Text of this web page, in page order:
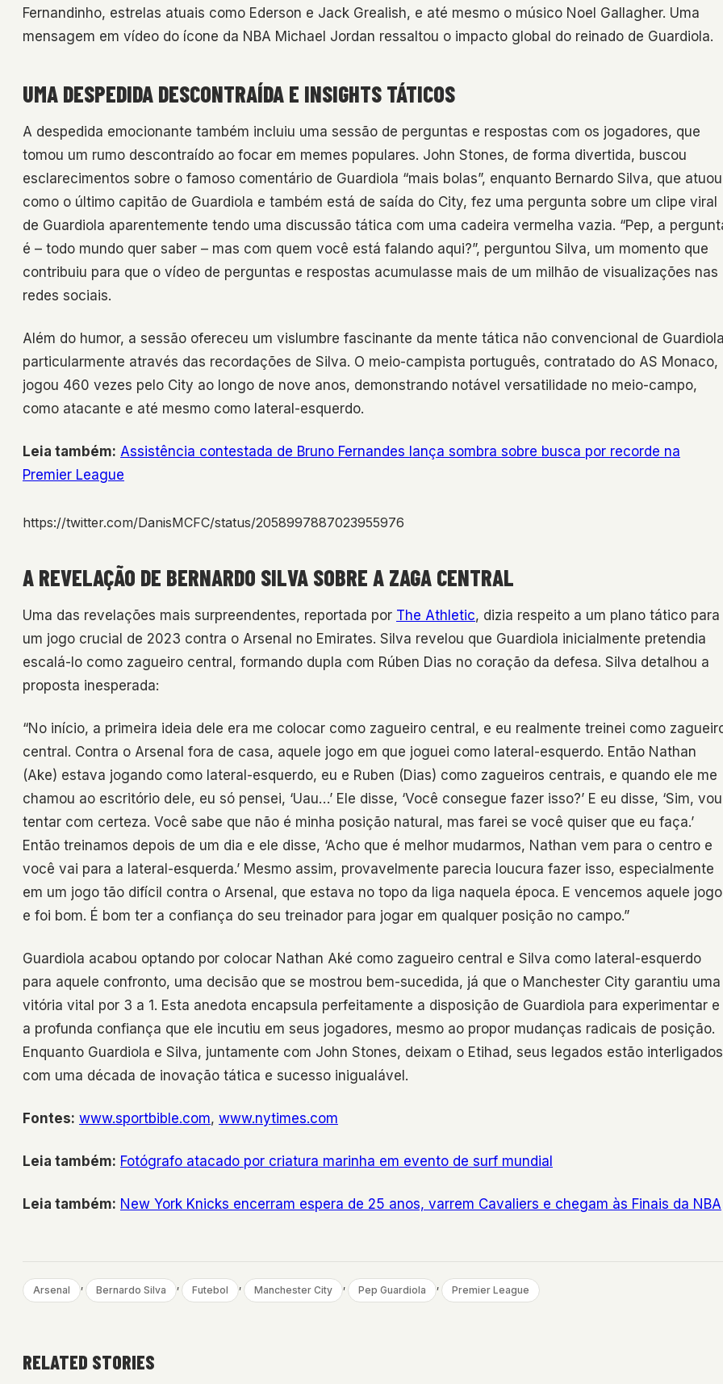
Fernandinho, estrelas atuais como Ederson e Jack Grealish, e até mesmo o músico Noel Gallagher. Uma
mensagem em vídeo do ícone da NBA Michael Jordan ressaltou o impacto global do reinado de Guardiola.
UMA DESPEDIDA DESCONTRAÍDA E INSIGHTS TÁTICOS
A despedida emocionante também incluiu uma sessão de perguntas e respostas com os jogadores, que
tomou um rumo descontraído ao focar em memes populares. John Stones, de forma divertida, buscou
esclarecimentos sobre o famoso comentário de Guardiola “mais bolas”, enquanto Bernardo Silva, que atuou
como o último capitão de Guardiola e também está de saída do City, fez uma pergunta sobre um clipe viral
de Guardiola aparentemente tendo uma discussão tática com uma cadeira vermelha vazia. “Pep, a
é – todo mundo quer saber – mas com quem você está falando aqui?”, perguntou Silva, um momento que
contribuiu para que o vídeo de perguntas e respostas acumulasse mais de um milhão de visualizações nas
redes sociais.
Além do humor, a sessão ofereceu um vislumbre fascinante da mente tática não convencional de
particularmente através das recordações de Silva. O meio-campista português, contratado do AS Monaco,
jogou 460 vezes pelo City ao longo de nove anos, demonstrando notável versatilidade no meio-campo,
como atacante e até mesmo como lateral-esquerdo.
Leia também: Assistência contestada de Bruno Fernandes lança sombra sobre busca por recorde na
Premier League
https://twitter.com/DanisMCFC/status/2058997887023955976
A REVELAÇÃO DE BERNARDO SILVA SOBRE A ZAGA CENTRAL
Uma das revelações mais surpreendentes, reportada por The Athletic, dizia respeito a um plano tático para
um jogo crucial de 2023 contra o Arsenal no Emirates. Silva revelou que Guardiola inicialmente pretendia
escalá-lo como zagueiro central, formando dupla com Rúben Dias no coração da defesa. Silva detalhou a
proposta inesperada:
“No início, a primeira ideia dele era me colocar como zagueiro central, e eu realmente treinei como
central. Contra o Arsenal fora de casa, aquele jogo em que joguei como lateral-esquerdo. Então Nathan
(Ake) estava jogando como lateral-esquerdo, eu e Ruben (Dias) como zagueiros centrais, e quando ele me
chamou ao escritório dele, eu só pensei, ‘Uau…’ Ele disse, ‘Você consegue fazer isso?’ E eu disse, ‘Sim, vou
tentar com certeza. Você sabe que não é minha posição natural, mas farei se você quiser que eu faça.’
Então treinamos depois de um dia e ele disse, ‘Acho que é melhor mudarmos, Nathan vem para o centro e
você vai para a lateral-esquerda.’ Mesmo assim, provavelmente parecia loucura fazer isso, especialmente
em um jogo tão difícil contra o Arsenal, que estava no topo da liga naquela época. E vencemos aquele jogo
e foi bom. É bom ter a confiança do seu treinador para jogar em qualquer posição no campo.”
Guardiola acabou optando por colocar Nathan Aké como zagueiro central e Silva como lateral-esquerdo
para aquele confronto, uma decisão que se mostrou bem-sucedida, já que o Manchester City garantiu uma
vitória vital por 3 a 1. Esta anedota encapsula perfeitamente a disposição de Guardiola para experimentar e
a profunda confiança que ele incutiu em seus jogadores, mesmo ao propor mudanças radicais de posição.
Enquanto Guardiola e Silva, juntamente com John Stones, deixam o Etihad, seus legados estão interligados
com uma década de inovação tática e sucesso inigualável.
Fontes: www.sportbible.com, www.nytimes.com
Leia também: Fotógrafo atacado por criatura marinha em evento de surf mundial
Leia também: New York Knicks encerram espera de 25 anos, varrem Cavaliers e chegam às Finais da NBA
Arsenal , Bernardo Silva , Futebol , Manchester City , Pep Guardiola , Premier League
RELATED STORIES